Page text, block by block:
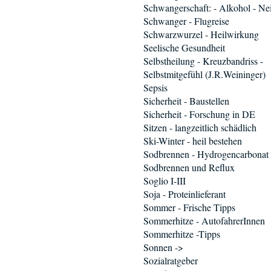
Schwangerschaft: - Alkohol -
Schwanger - Flugreise
Schwarzwurzel - Heilwirkung
Seelische Gesundheit
Selbstheilung - Kreuzbandriss -
Selbstmitgefühl (J.R.Weininger)
Sepsis
Sicherheit - Baustellen
Sicherheit - Forschung in DE
Sitzen - langzeitlich schädlich
Ski-Winter - heil bestehen
Sodbrennen - Hydrogencarbonat
Sodbrennen und Reflux
Soglio I-III
Soja - Proteinlieferant
Sommer - Frische Tipps
Sommerhitze - AutofahrerInnen
Sommerhitze -Tipps
Sonnen ->
Sozialratgeber